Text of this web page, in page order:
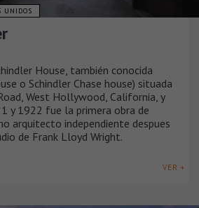
UNIDOS
House, también conocida
o Schindler Chase house) situada
West Hollywood, California, y
y 1922 fue la primera obra de
arquitecto independiente despues
de Frank Lloyd Wright.
VER +